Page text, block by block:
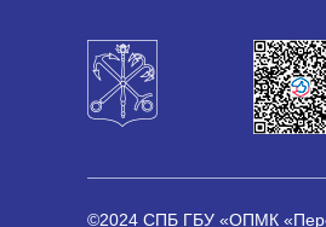
©2024 СПБ ГБУ «ОПМК